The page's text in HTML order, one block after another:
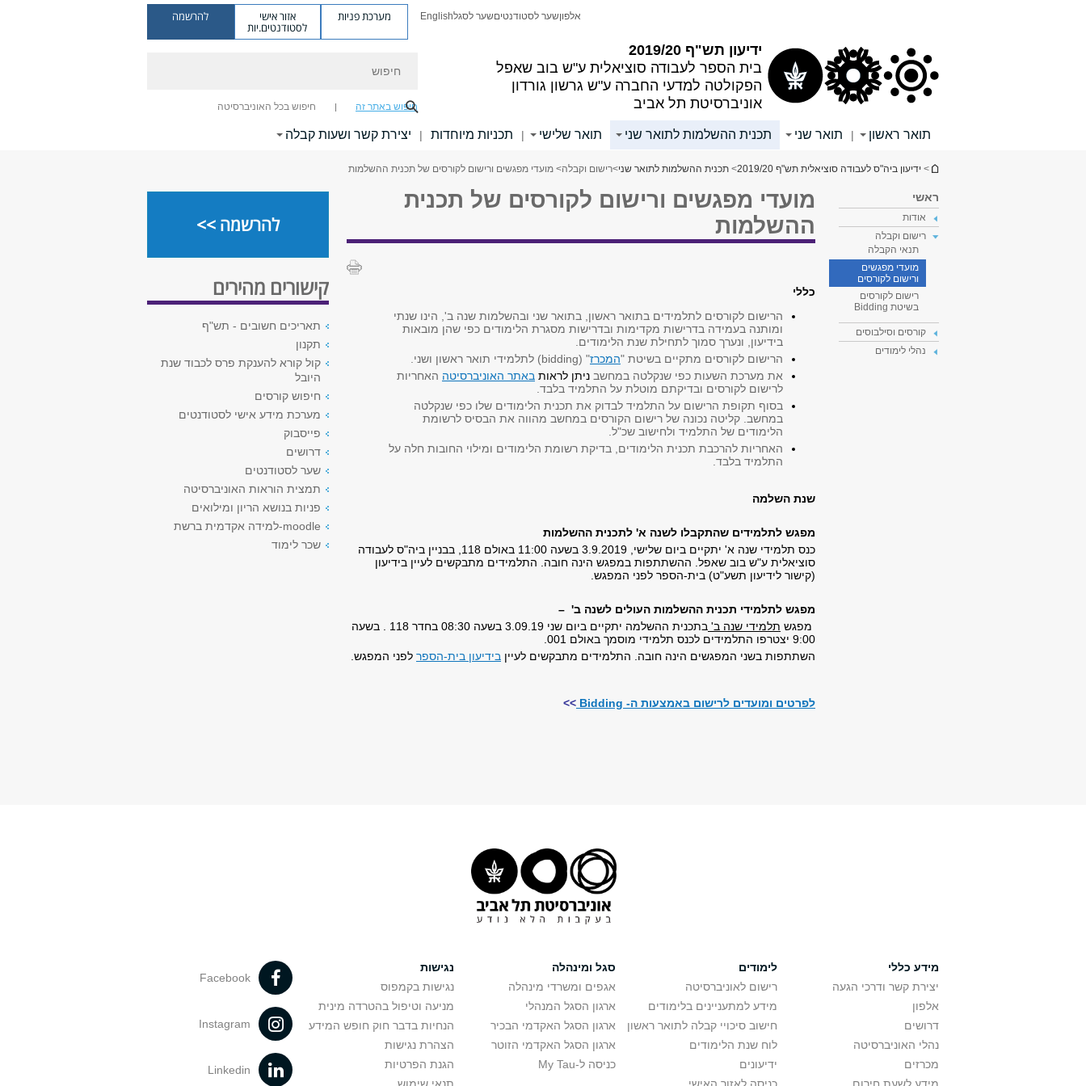
ידיעון תש"ף 2019/20
בית הספר לעבודה סוציאלית ע"ש בוב שאפל
הפקולטה למדעי החברה ע"ש גרשון גורדון
אוניברסיטת תל אביב
אלפוןשער לסטודנטיםשער לסגלEnglish מערכת פניות אזור אישי
לסטודנטים.יות
להרשמה
חיפוש באתר זה חיפוש בכל האוניברסיטה
תואר ראשון | תואר שני תכנית ההשלמות לתואר שני תואר שלישי | תכניות מיוחדות | יצירת קשר ושעות קבלה
הינך נמצא כאן
> ידיעון ביה"ס לעבודה סוציאלית תש"ף 2019/20 > תכנית ההשלמות לתואר שני>רישום וקבלה> מועדי מפגשים ורישום לקורסים של תכנית ההשלמות
ראשי
אודות
רישום וקבלה
תנאי הקבלה
מועדי מפגשים
ורישום לקורסים
רישום לקורסים
בשיטת Bidding
קורסים וסילבוסים
נהלי לימודים
מועדי מפגשים ורישום לקורסים של תכנית
ההשלמות
כללי
הרישום לקורסים לתלמידים בתואר ראשון, בתואר שני ובהשלמות שנה ב', הינו שנתי
ומותנה בעמידה בדרישות מקדימות ובדרישות מסגרת הלימודים כפי שהן מובאות
בידיעון, ונערך סמוך לתחילת שנת הלימודים.
הרישום לקורסים מתקיים בשיטת "המכרז" (bidding) לתלמידי תואר ראשון ושני.
את מערכת השעות כפי שנקלטה במחשב ניתן לראות באתר האוניברסיטה האחריות
לרישום לקורסים ובדיקתם מוטלת על התלמיד בלבד.
בסוף תקופת הרישום על התלמיד לבדוק את תכנית הלימודים שלו כפי שנקלטה
במחשב. קליטה נכונה של רישום הקורסים במחשב מהווה את הבסיס לרשומת
הלימודים של התלמיד ולחישוב שכ"ל.
האחריות להרכבת תכנית הלימודים, בדיקת רשומת הלימודים ומילוי החובות חלה על
התלמיד בלבד.
שנת השלמה
מפגש לתלמידים שהתקבלו לשנה א' לתכנית ההשלמות
כנס תלמידי שנה א' יתקיים ביום שלישי, 3.9.2019 בשעה 11:00 באולם 118, בבניין ביה"ס לעבודה
סוציאלית ע"ש בוב שאפל. ההשתתפות במפגש הינה חובה. התלמידים מתבקשים לעיין בידיעון
(קישור לידיעון תשע"ט) בית-הספר לפני המפגש.
מפגש לתלמידי תכנית ההשלמות העולים לשנה ב' –
מפגש תלמידי שנה ב'
בתכנית ההשלמה יתקיים ביום שני 3.09.19 בשעה 08:30 בחדר 118 . בשעה
9:00 יצטרפו התלמידים לכנס תלמידי מוסמך באולם 001.
השתתפות בשני המפגשים הינה חובה. התלמידים מתבקשים לעיין בידיעון בית-הספר לפני המפגש
לפרטים ומועדים לרישום באמצעות ה- Bidding >>
להרשמה >>
קישורים מהירים
תאריכים חשובים - תש"ף
תקנון
קול קורא להענקת פרס לכבוד שנת
היובל
חיפוש קורסים
מערכת מידע אישי לסטודנטים
פייסבוק
דרושים
שער לסטודנטים
תמצית הוראות האוניברסיטה
פניות בנושא הריון ומילואים
moodle-למידה אקדמית ברשת
שכר לימוד
מידע כללי
יצירת קשר ודרכי הגעה
אלפון
דרושים
נהלי האוניברסיטה
מכרזים
לימודים
רישום לאוניברסיטה
מידע למתעניינים בלימודים
חישוב סיכויי קבלה לתואר ראשון
לוח שנת הלימודים
ידיעונים
סגל ומינהלה
אגפים ומשרדי מינהלה
ארגון הסגל המנהלי
ארגון הסגל האקדמי הבכיר
ארגון הסגל האקדמי הזוטר
כניסה ל-My Tau
נגישות
נגישות בקמפוס
מניעה וטיפול בהטרדה מינית
הנחיות בדבר חוק חופש המידע
הצהרת נגישות
הגנת הפרטיות
Facebook
Instagram
Linkedin